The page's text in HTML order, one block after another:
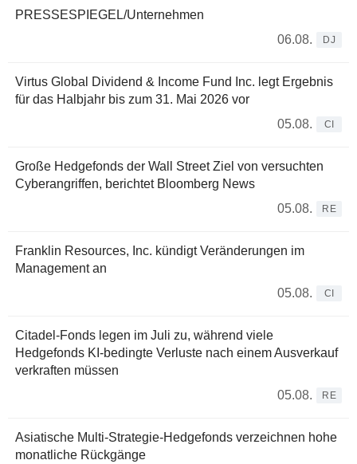
PRESSESPIEGEL/Unternehmen
06.08.
DJ
Virtus Global Dividend & Income Fund Inc. legt Ergebnis
für das Halbjahr bis zum 31. Mai 2026 vor
05.08.
CI
Große Hedgefonds der Wall Street Ziel von versuchten
Cyberangriffen, berichtet Bloomberg News
05.08.
RE
Franklin Resources, Inc. kündigt Veränderungen im
Management an
05.08.
CI
Citadel-Fonds legen im Juli zu, während viele
Hedgefonds KI-bedingte Verluste nach einem Ausverkauf
verkraften müssen
05.08.
RE
Asiatische Multi-Strategie-Hedgefonds verzeichnen hohe
monatliche Rückgänge